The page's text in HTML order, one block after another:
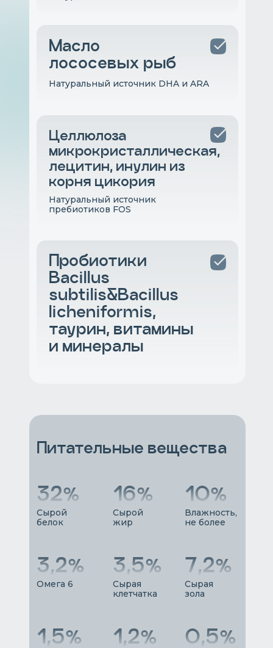
Масло
лососевых рыб
Натуральный источник DHA и ARA
Целлюлоза
микрокристаллическая,
лецитин, инулин из
корня цикория
Натуральный источник
пребиотиков FOS
Пробиотики
Bacillus
subtilis&Bacillus
licheniformis,
таурин, витамины
и минералы
Питательные вещества
Сырой
белок
32%
Сырой
жир
16%
Сырая
клетчатка
3,5%
1,5%
Влажность,
не более
10%
Сырая
зола
7,2%
1,2%
Омега 6
3,2%
0,5%